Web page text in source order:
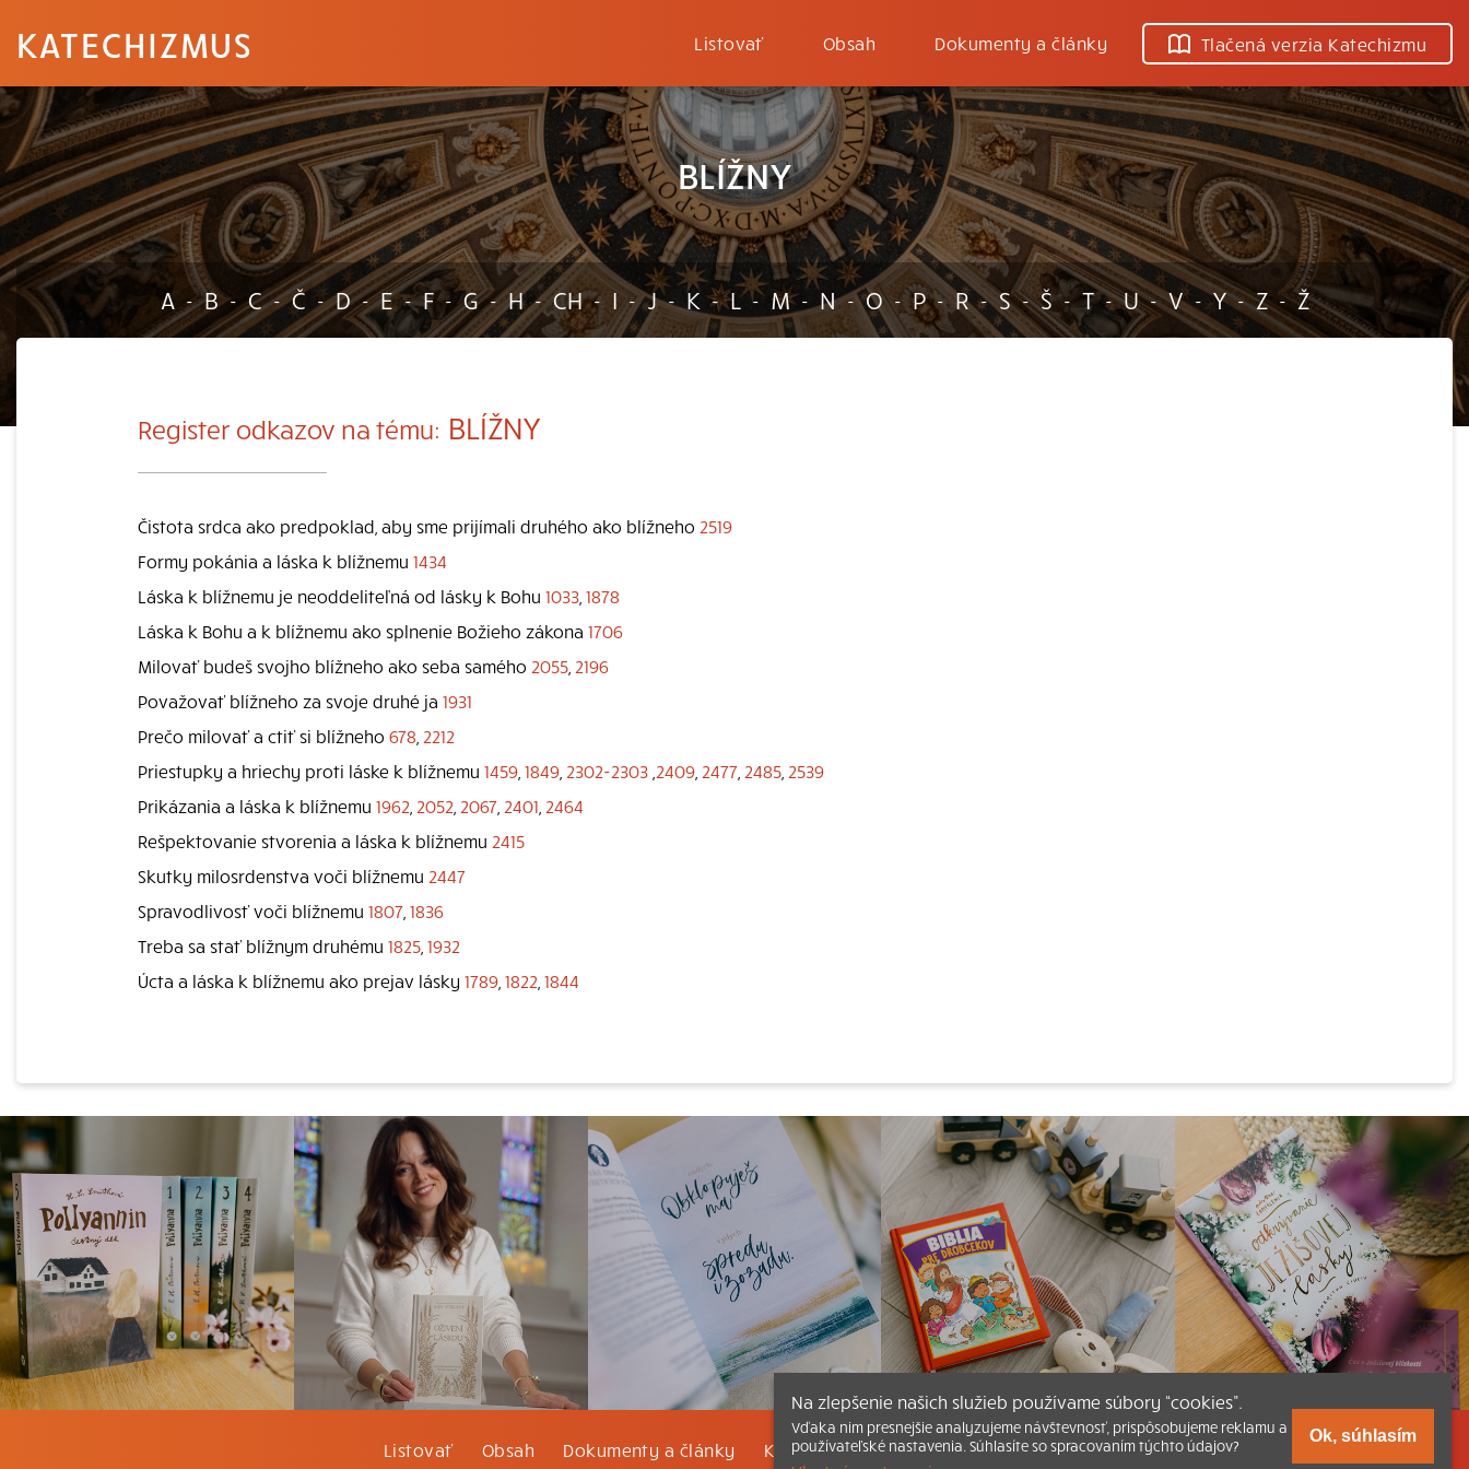
KATECHIZMUS Listovať Obsah Dokumenty a články Tlačená verzia Katechizmu
BLÍŽNY
A - B - C - Č - D - E - F - G - H - CH - I - J - K - L - M - N - O - P - R - S - Š - T - U - V - Y - Z - Ž
Register odkazov na tému: BLÍŽNY
Čistota srdca ako predpoklad, aby sme prijímali druhého ako blížneho 2519
Formy pokánia a láska k blížnemu 1434
Láska k blížnemu je neoddeliteľná od lásky k Bohu 1033 1878
Láska k Bohu a k blížnemu ako splnenie Božieho zákona 1706
Milovať budeš svojho blížneho ako seba samého 2055 2196
Považovať blížneho za svoje druhé ja 1931
Prečo milovať a ctiť si blížneho 678 2212
Priestupky a hriechy proti láske k blížnemu 1459 1849 2302-2303 2409 2477 2485 2539
Prikázania a láska k blížnemu 1962 2052 2067 2401 2464
Rešpektovanie stvorenia a láska k blížnemu 2415
Skutky milosrdenstva voči blížnemu 2447
Spravodlivosť voči blížnemu 1807 1836
Treba sa stať blížnym druhému 1825 1932
Úcta a láska k blížnemu ako prejav lásky 1789 1822 1844
Listovať Obsah Dokumenty a články Kontakt Tlačená verzia Katechizmu
Na zlepšenie našich služieb používame súbory “cookies”.
Vďaka nim presnejšie analyzujeme návštevnosť, prispôsobujeme reklamu a
používateľské nastavenia. Súhlasíte so spracovaním týchto údajov?
Ok, súhlasím